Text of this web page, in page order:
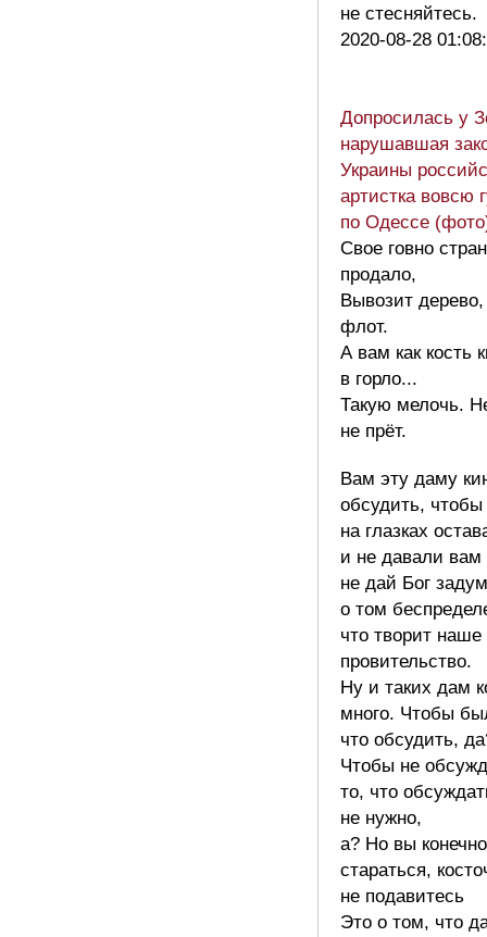
не стесняйтесь.
2020-08-28
Допросилась у
нарушавшая
Украины
артистка вовсю
по Одессе
Свое говно
продало,
Вывозит
флот.
А вам как кость
в горло...
Такую мелочь.
не прёт.
Вам эту даму
обсудить,
на глазках
и не давали вам
не дай Бог
о том
что творит наше
провительство.
Ну и таких дам
много. Чтобы
что обсудить,
Чтобы не
то, что
не нужно,
а? Но вы
стараться,
не подавитесь
Это о том, что